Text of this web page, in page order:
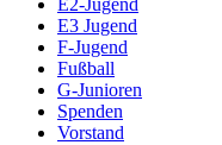
E2-Jugend
E3 Jugend
F-Jugend
Fußball
G-Junioren
Spenden
Vorstand